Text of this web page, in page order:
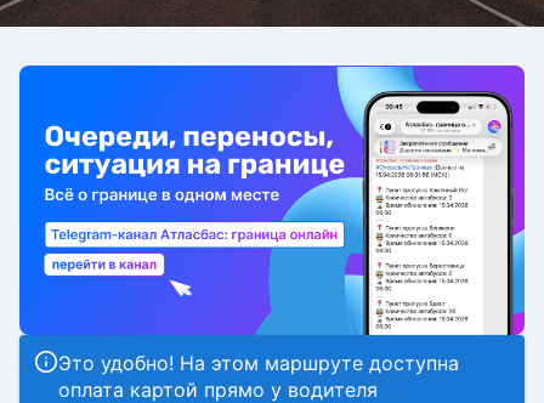
Это удобно! На этом маршруте доступна
оплата картой прямо у водителя